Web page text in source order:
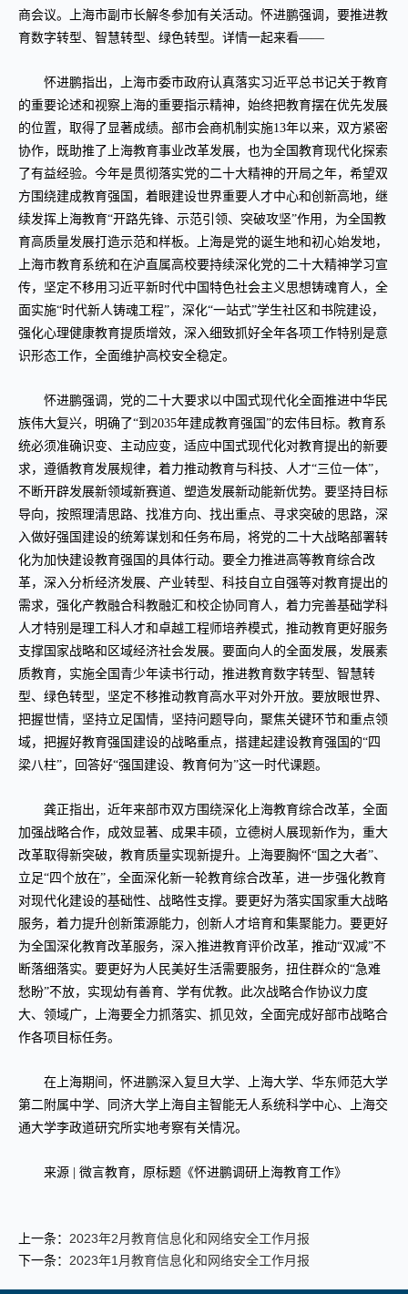
商会议。上海市副市长解冬参加有关活动。怀进鹏强调，要推进教
育数字转型、智慧转型、绿色转型。详情一起来看——
怀进鹏指出，上海市委市政府认真落实习近平总书记关于教育
的重要论述和视察上海的重要指示精神，始终把教育摆在优先发展
的位置，取得了显著成绩。部市会商机制实施13年以来，双方紧密
协作，既助推了上海教育事业改革发展，也为全国教育现代化探索
了有益经验。今年是贯彻落实党的二十大精神的开局之年，希望双
方围绕建成教育强国，着眼建设世界重要人才中心和创新高地，继
续发挥上海教育“开路先锋、示范引领、突破攻坚”作用，为全国教
育高质量发展打造示范和样板。上海是党的诞生地和初心始发地，
上海市教育系统和在沪直属高校要持续深化党的二十大精神学习宣
传，坚定不移用习近平新时代中国特色社会主义思想铸魂育人，全
面实施“时代新人铸魂工程”，深化“一站式”学生社区和书院建设，
强化心理健康教育提质增效，深入细致抓好全年各项工作特别是意
识形态工作，全面维护高校安全稳定。
怀进鹏强调，党的二十大要求以中国式现代化全面推进中华民
族伟大复兴，明确了“到2035年建成教育强国”的宏伟目标。教育系
统必须准确识变、主动应变，适应中国式现代化对教育提出的新要
求，遵循教育发展规律，着力推动教育与科技、人才“三位一体”，
不断开辟发展新领域新赛道、塑造发展新动能新优势。要坚持目标
导向，按照理清思路、找准方向、找出重点、寻求突破的思路，深
入做好强国建设的统筹谋划和任务布局，将党的二十大战略部署转
化为加快建设教育强国的具体行动。要全力推进高等教育综合改
革，深入分析经济发展、产业转型、科技自立自强等对教育提出的
需求，强化产教融合科教融汇和校企协同育人，着力完善基础学科
人才特别是理工科人才和卓越工程师培养模式，推动教育更好服务
支撑国家战略和区域经济社会发展。要面向人的全面发展，发展素
质教育，实施全国青少年读书行动，推进教育数字转型、智慧转
型、绿色转型，坚定不移推动教育高水平对外开放。要放眼世界、
把握世情，坚持立足国情，坚持问题导向，聚焦关键环节和重点领
域，把握好教育强国建设的战略重点，搭建起建设教育强国的“四
梁八柱”，回答好“强国建设、教育何为”这一时代课题。
龚正指出，近年来部市双方围绕深化上海教育综合改革，全面
加强战略合作，成效显著、成果丰硕，立德树人展现新作为，重大
改革取得新突破，教育质量实现新提升。上海要胸怀“国之大者”、
立足“四个放在”，全面深化新一轮教育综合改革，进一步强化教育
对现代化建设的基础性、战略性支撑。要更好为落实国家重大战略
服务，着力提升创新策源能力，创新人才培育和集聚能力。要更好
为全国深化教育改革服务，深入推进教育评价改革，推动“双减”不
断落细落实。要更好为人民美好生活需要服务，扭住群众的“急难
愁盼”不放，实现幼有善育、学有优教。此次战略合作协议力度
大、领域广，上海要全力抓落实、抓见效，全面完成好部市战略合
作各项目标任务。
在上海期间，怀进鹏深入复旦大学、上海大学、华东师范大学
第二附属中学、同济大学上海自主智能无人系统科学中心、上海交
通大学李政道研究所实地考察有关情况。
来源 | 微言教育，原标题《怀进鹏调研上海教育工作》
上一条： 2023年2月教育信息化和网络安全工作月报
下一条： 2023年1月教育信息化和网络安全工作月报